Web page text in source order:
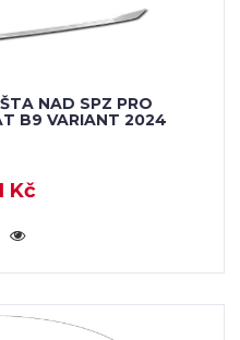
NAD SPZ PRO
B9 VARIANT 2024
Kč
KOŠÍKU